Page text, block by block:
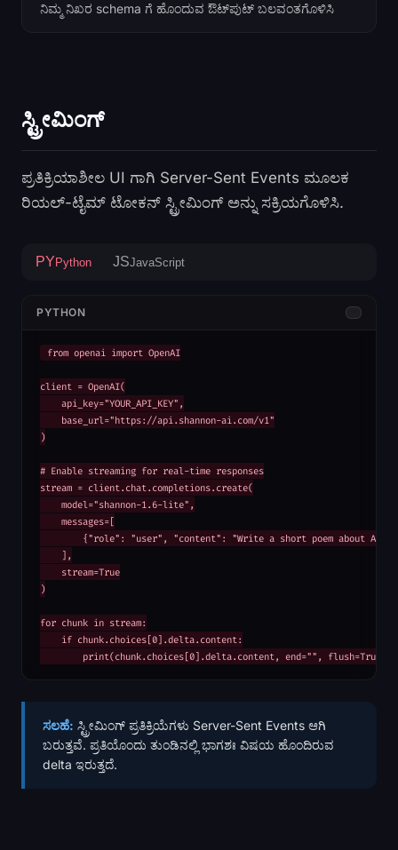
ನಿಮ್ಮ ನಿಖರ schema ಗೆ ಹೊಂದುವ ಔಟ್‌ಪುಟ್ ಬಲವಂತಗೊಳಿಸಿ
ಸ್ಟ್ರೀಮಿಂಗ್
ಪ್ರತಿಕ್ರಿಯಾಶೀಲ UI ಗಾಗಿ Server-Sent Events ಮೂಲಕ
ರಿಯಲ್-ಟೈಮ್ ಟೋಕನ್ ಸ್ಟ್ರೀಮಿಂಗ್ ಅನ್ನು ಸಕ್ರಿಯಗೊಳಿಸಿ.
PYPython JSJavaScript
PYTHON
from openai import OpenAI
client = OpenAI(
    api_key="YOUR_API_KEY",
    base_url="https://api.shannon-ai.com/v1"
)
# Enable streaming for real-time responses
stream = client.chat.completions.create(
    model="shannon-1.6-lite",
    messages=[
        {"role": "user", "content": "Write a short poem about AI"}
    ],
    stream=True
)
for chunk in stream:
    if chunk.choices[0].delta.content:
        print(chunk.choices[0].delta.content, end="", flush=True)
ಸಲಹೆ: ಸ್ಟ್ರೀಮಿಂಗ್ ಪ್ರತಿಕ್ರಿಯೆಗಳು Server-Sent Events ಆಗಿ
ಬರುತ್ತವೆ. ಪ್ರತಿಯೊಂದು ತುಂಡಿನಲ್ಲಿ ಭಾಗಶಃ ವಿಷಯ ಹೊಂದಿರುವ
delta ಇರುತ್ತದೆ.